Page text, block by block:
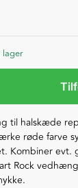
lager
til halskæde
røde farve
Kombiner
Rock